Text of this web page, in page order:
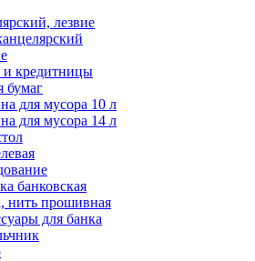
лезвие
кредитницы
бумаг
для мусора 10 л
для мусора 14 л
банковская
нить прошивная
для банка